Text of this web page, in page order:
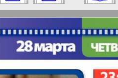
год. Выберите
4
Отправить
Все